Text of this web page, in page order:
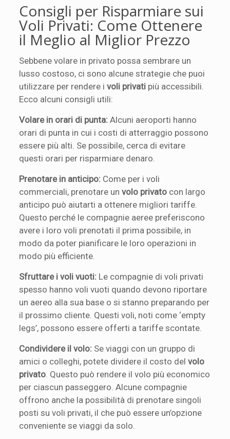
Consigli per Risparmiare sui
Voli Privati: Come Ottenere
il Meglio al Miglior Prezzo
Sebbene volare in privato possa sembrare un
lusso costoso, ci sono alcune strategie che puoi
utilizzare per rendere ivoli privati più accessibili.
Ecco alcuni consigli utili:
Volare in orari di punta: Alcuni aeroporti hanno
orari di punta in cui i costi di atterraggio possono
essere più alti. Se possibile, cerca di evitare
questi orari per risparmiare denaro.
Prenotare in anticipo: Come per i voli
commerciali, prenotare unvolo privato con largo
anticipo può aiutarti a ottenere migliori tariffe.
Questo perché le compagnie aeree preferiscono
avere i loro voli prenotati il prima possibile, in
modo da poter pianificare le loro operazioni in
modo più efficiente.
Sfruttare i voli vuoti: Le compagnie di voli privati
spesso hanno voli vuoti quando devono riportare
un aereo alla sua base o si stanno preparando per
il prossimo cliente. Questi voli, noti come ‘empty
legs’, possono essere offerti a tariffe scontate.
Condividere il volo: Se viaggi con un gruppo di
amici o colleghi, potete dividere il costo delvolo
privato . Questo può rendere il volo più economico
per ciascun passeggero. Alcune compagnie
offrono anche la possibilità di prenotare singoli
posti su voli privati, il che può essere un’opzione
conveniente se viaggi da solo.